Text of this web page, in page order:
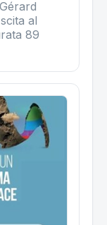
al
89